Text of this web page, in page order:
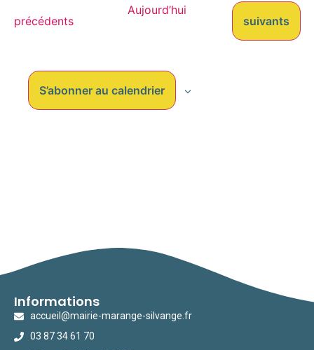
Évènements
précédents
Aujourd’hui
Évènements
suivants
S’abonner au calendrier
Informations
accueil@mairie-marange-silvange.fr
03 87 34 61 70